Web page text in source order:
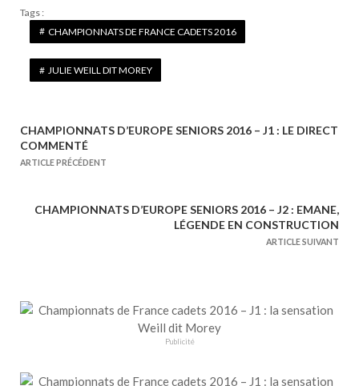
Tags :
CHAMPIONNATS DE FRANCE CADETS 2016
JULIE WEILL DIT MOREY
N
a
o
e
CHAMPIONNATS D’EUROPE SENIORS 2016 – J1 : LE DIRECT
COMMENTÉ
ARTICLE PRÉCÉDENT
CHAMPIONNATS D’EUROPE SENIORS 2016 – J2 : EMANE,
LÉGENDE EN CONSTRUCTION
ARTICLE SUIVANT
Publicité